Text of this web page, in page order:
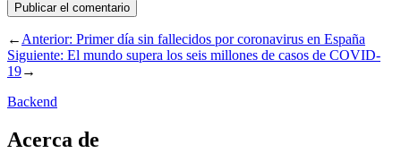
←Anterior: Primer día sin fallecidos por coronavirus en España
Siguiente: El mundo supera los seis millones de casos de COVID-
19→
Backend
Acerca de